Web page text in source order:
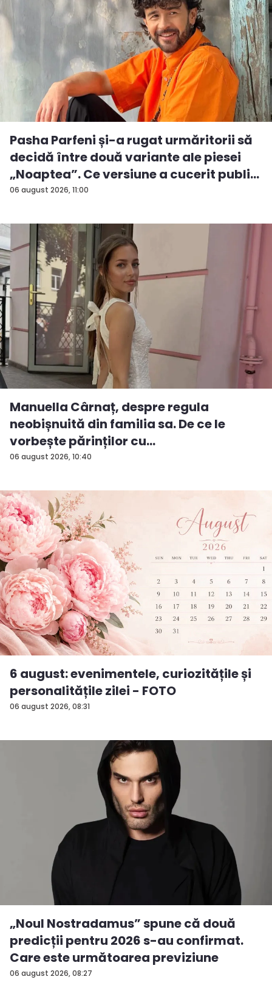
06 august 2026, 11:00
Pasha Parfeni și-a rugat urmăritorii să
decidă între două variante ale piesei
„Noaptea”. Ce versiune a cucerit publi...
06 august 2026, 10:40
Manuella Cârnaț, despre regula
neobișnuită din familia sa. De ce le
vorbește părinților cu
„dumneavoastră...
06 august 2026, 08:31
6 august: evenimentele, curiozitățile și
personalitățile zilei - FOTO
06 august 2026, 08:27
„Noul Nostradamus” spune că două
predicții pentru 2026 s-au confirmat.
Care este următoarea previziune